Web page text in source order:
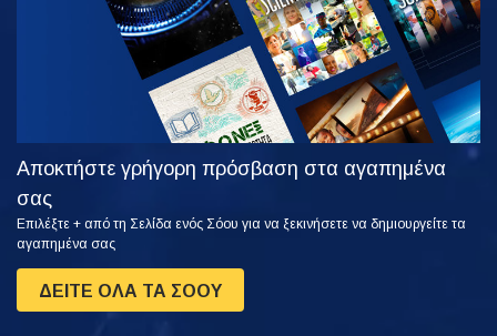
Αποκτήστε γρήγορη πρόσβαση στα αγαπημένα
σας
Επιλέξτε + από τη Σελίδα ενός Σόου για να ξεκινήσετε να δημιουργείτε τα
αγαπημένα σας
ΔΕΙΤΕ ΟΛΑ ΤΑ ΣΟΟΥ